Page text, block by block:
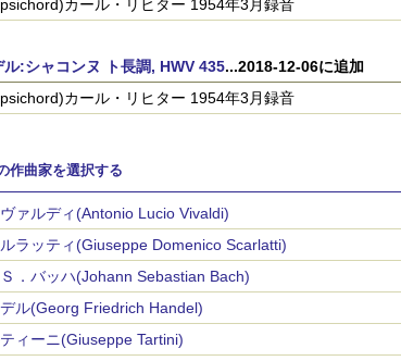
カール・リヒター 1954年3月録音
ル:シャコンヌ ト長調, HWV 435...2018-12-06に追加
カール・リヒター 1954年3月録音
作曲家を選択する
ァルディ(Antonio Lucio Vivaldi)
ラッティ(Giuseppe Domenico Scarlatti)
Ｓ．バッハ(Johann Sebastian Bach)
ル(Georg Friedrich Handel)
ィーニ(Giuseppe Tartini)